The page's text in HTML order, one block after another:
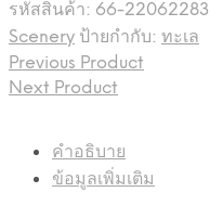
รหัสสินค้า: 66-22062283
Scenery ป้ายกำกับ: ทะเล
Previous Product
Next Product
คำอธิบาย
ข้อมูลเพิ่มเติม